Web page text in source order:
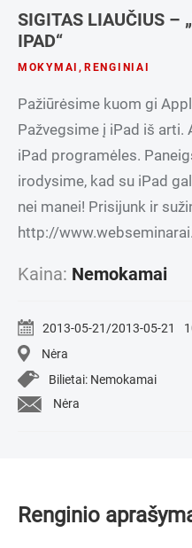
SIGITAS LIAUČIUS –
IPAD“
MOKYMAI , RENGINIAI
Pažiūrėsime kuom gi
Pažvegsime į iPad iš arti.
iPad programėles.
irodysime, kad su iPad
nei manei! Prisijunk ir
http://
Kaina: Nemokamai
2013-05-21/2013-05-21
Nėra
Bilietai: Nemokamai
Nėra
Renginio